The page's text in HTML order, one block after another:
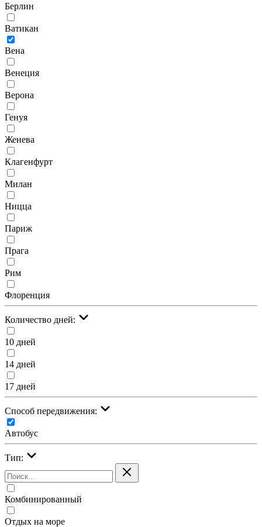
Берлин
Ватикан
Вена
Венеция
Верона
Генуя
Женева
Клагенфурт
Милан
Ницца
Париж
Прага
Рим
Флоренция
Количество дней:
10 дней
14 дней
17 дней
Cпособ передвижения:
Автобус
Тип:
Комбинированный
Отдых на море